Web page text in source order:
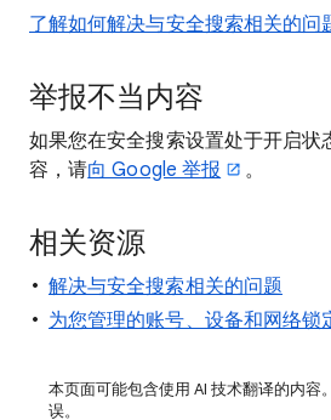
了解如何解决与安全搜索相关的问
举报不当内容
如果您在安全搜索设置处于开启状
容，请向 Google 举报 。
相关资源
解决与安全搜索相关的问题
为您管理的账号、设备和网络锁
本页面可能包含使用 AI 技术翻译的内容
误。